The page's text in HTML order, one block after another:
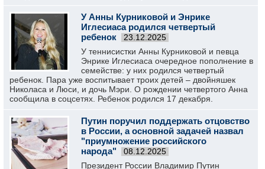
У Анны Курниковой и Энрике
Иглесиаса родился четвертый
ребенок
23.12.2025
У теннисистки Анны Курниковой и певца
Энрике Иглесиаса очередное пополнение в
семействе: у них родился четвертый
ребенок. Пара уже воспитывает троих детей – двойняшек
Николаса и Люси, и дочь Мэри. О рождении четвертого Анна
сообщила в соцсетях. Ребенок родился 17 декабря.
Путин поручил поддержать отцовство
в России, а основной задачей назвал
"приумножение российского
народа"
08.12.2025
Президент России Владимир Путин